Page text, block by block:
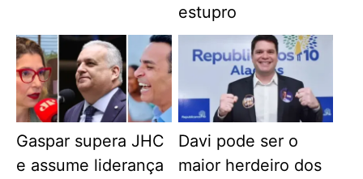
estupro
Gaspar supera JHC
e assume liderança
Davi pode ser o
maior herdeiro dos